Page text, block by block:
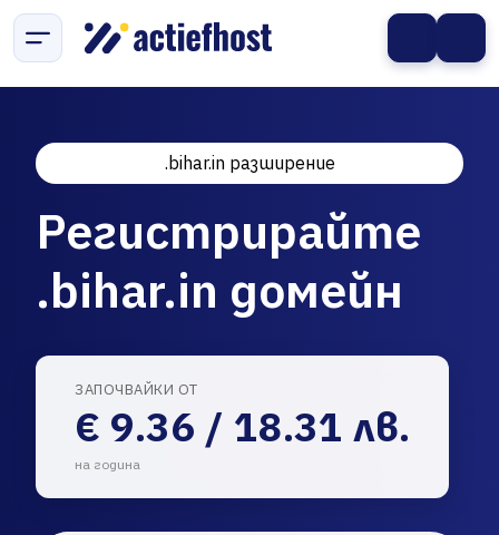
.bihar.in разширение
Регистрирайте
.bihar.in домейн
ЗАПОЧВАЙКИ ОТ
€ 9.36 / 18.31 лв.
на година